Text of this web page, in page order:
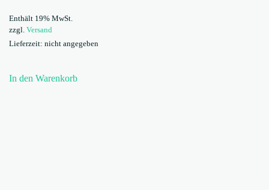
Enthält 19% MwSt.
zzgl. Versand
Lieferzeit: nicht angegeben
In den Warenkorb